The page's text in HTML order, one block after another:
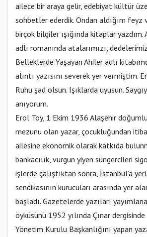
ailece bir araya gelir, edebiyat kültür
sohbetler ederdik. Ondan aldığım feyz
birçok bilgiler ışığında kitaplar yazdım.
adlı romanında atalarımızı,
Belleklerde Yaşayan Ahiler adlı
alıntı yazısını severek yer vermiştim.
Ruhu şad olsun. Işıklarda uyusun.
anıyorum.
Erol Toy, 1 Ekim 1936 Alaşehir
mezunu olan yazar, çocukluğundan
ailesine ekonomik olarak katkıda
bankacılık, vurgun yiyen süngercileri
işlerde çalıştıktan sonra, İstanbul’a
sendikasının kurucuları arasında yer
başladı. Gazetelerde yazıları
öyküsünü 1952 yılında Çınar dergisinde
Yönetim Kurulu Başkanlığını yapan